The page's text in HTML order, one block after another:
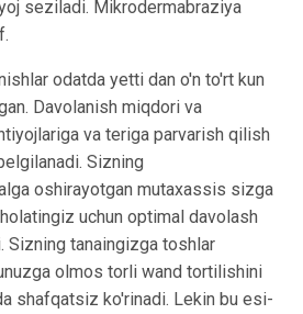
seziladi. Mikrodermabraziya
odatda yetti dan o'n to'rt kun
Davolanish miqdori va
va teriga parvarish qilish
Sizning
oshirayotgan mutaxassis sizga
uchun optimal davolash
Sizning tanaingizga toshlar
olmos torli wand tortilishini
shafqatsiz ko'rinadi. Lekin bu esi-